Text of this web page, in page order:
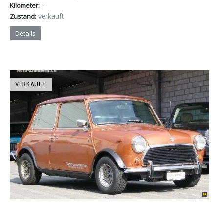
Kilometer: -
Zustand: verkauft
Details
VERKAUFT